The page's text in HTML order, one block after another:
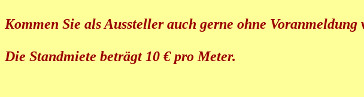
Kommen Sie als Aussteller auch gerne ohne Voranmeldung
Die Standmiete beträgt 10 € pro Meter.